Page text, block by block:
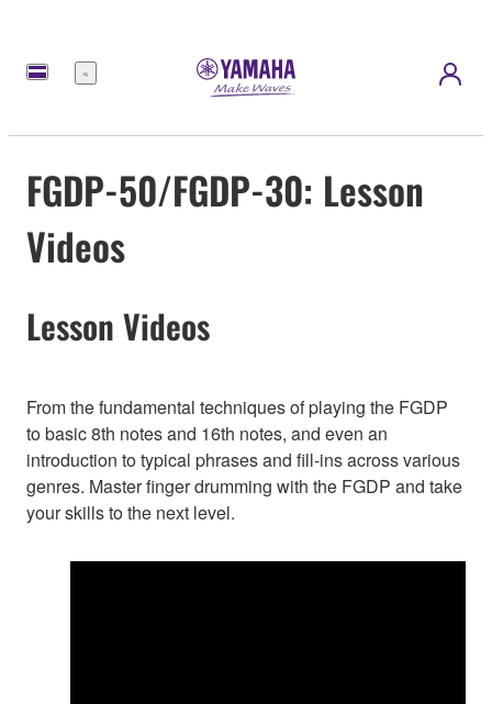
Menú
FGDP-50/FGDP-30: Lesson
Videos
Lesson Videos
From the fundamental techniques of playing the FGDP
to basic 8th notes and 16th notes, and even an
introduction to typical phrases and fill-ins across various
genres. Master finger drumming with the FGDP and take
your skills to the next level.